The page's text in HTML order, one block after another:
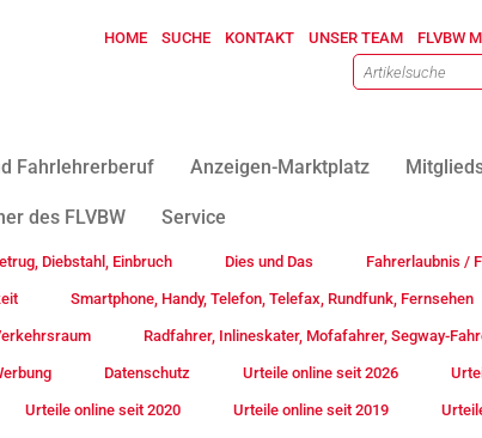
HOME SUCHE KONTAKT UNSER TEAM FLVBW
Fahrlehrerberuf Anzeigen-Marktplatz
des FLVBW Service
Diebstahl, Einbruch Dies und Das Fahrerlaubnis /
Smartphone, Handy, Telefon, Telefax, Rundfunk, Fernsehen
Radfahrer, Inlineskater, Mofafahrer, Segway-
Datenschutz Urteile online seit 2026
Urteile online seit 2020 Urteile online seit 2019